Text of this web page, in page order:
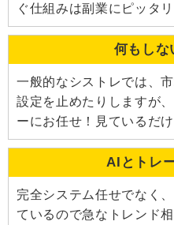
ぐ仕組みは副業にピッタリ
何もしな
一般的なシストレでは、
設定を止めたりしますが
ーにお任せ！見ているだ
AIとトレ
完全システム任せでなく
ているので急なトレンド